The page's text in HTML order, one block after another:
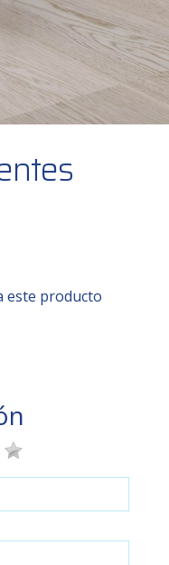
este producto